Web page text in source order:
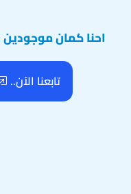
احنا كمان موجودين
تابعنا الآن..